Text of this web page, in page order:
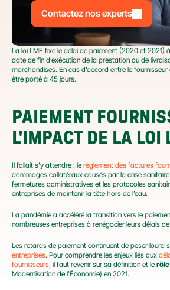
Contactez nos experts
La loi LME fixe le délai de paiement (2020 et 2021) à
date de fin d’exécution de la prestation ou de
marchandises. En cas d’accord entre le
être porté à 45 jours.
PAIEMENT
L'IMPACT DE LA LOI
Il fallait s’y attendre : le règlement des factures
dommages collatéraux causés par la crise sanitaire
fermetures administratives et les protocoles
entreprises de maintenir la tête hors de l’eau.
La pandémie a accéléré la transition vers le
nombreuses entreprises à renégocier leurs délais
Les retards de paiement continuent de peser lourd
entreprises. Pour comprendre les enjeux liés aux
fournisseurs, il faut revenir sur sa définition et le rôle
Modernisation de l’Économie) en 2021.